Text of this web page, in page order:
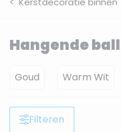
Hangende
Goud Warm Wit
Filteren